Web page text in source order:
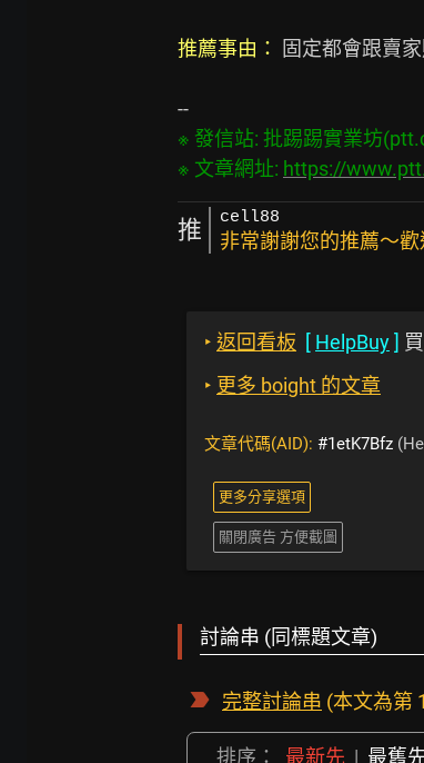
推薦事由： 固定都會跟賣
※ 發信站: 批踢踢實業坊
※ 文章網址: https://
推 cell88
非常謝謝您的推薦～
‣ 返回看板 [ HelpBuy]
‣ 更多 boight 的文章
文章代碼(AID): #1etK7Bfz
更多分享選項
關閉廣告 方便截圖
討論串 (同標題文章)
完整討論串 (本文為第
排序： 最新先 | 最舊